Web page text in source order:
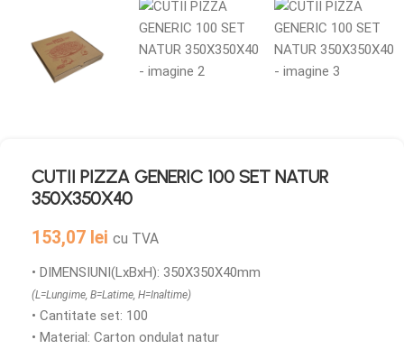
CUTII PIZZA GENERIC 100 SET NATUR
350X350X40
153,07 lei cu TVA
• DIMENSIUNI(LxBxH): 350X350X40mm
(L=Lungime, B=Latime, H=Inaltime)
• Cantitate set: 100
• Material: Carton ondulat natur